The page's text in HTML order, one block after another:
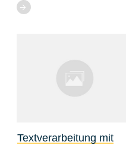
Textverarbeitung mit